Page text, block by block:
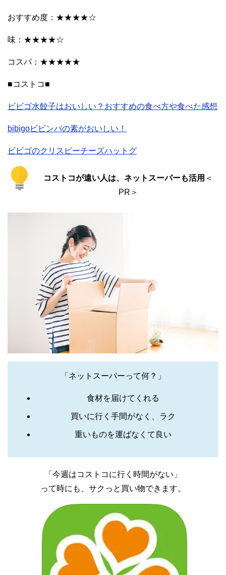
おすすめ度：★★★★☆
味：★★★★☆
コスパ：★★★★★
■コストコ■
ビビゴ水餃子はおいしい？おすすめの食べ方や食べた感想
bibigoビビンバの素がおいしい！
ビビゴのクリスピーチーズハットグ
コストコが遠い人は、ネットスーパーも活用 ＜
PR＞
「ネットスーパーって何？」
食材を届けてくれる
買いに行く手間がなく、ラク
重いものを運ばなくて良い
「今週はコストコに行く時間がない」
って時にも、サクっと買い物できます。